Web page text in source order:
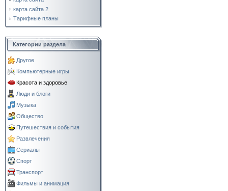
карта сайта 2
Тарифные планы
Категории раздела
Другое
Компьютерные игры
Красота и здоровье
Люди и блоги
Музыка
Общество
Путешествия и события
Развлечения
Сериалы
Спорт
Транспорт
Фильмы и анимация